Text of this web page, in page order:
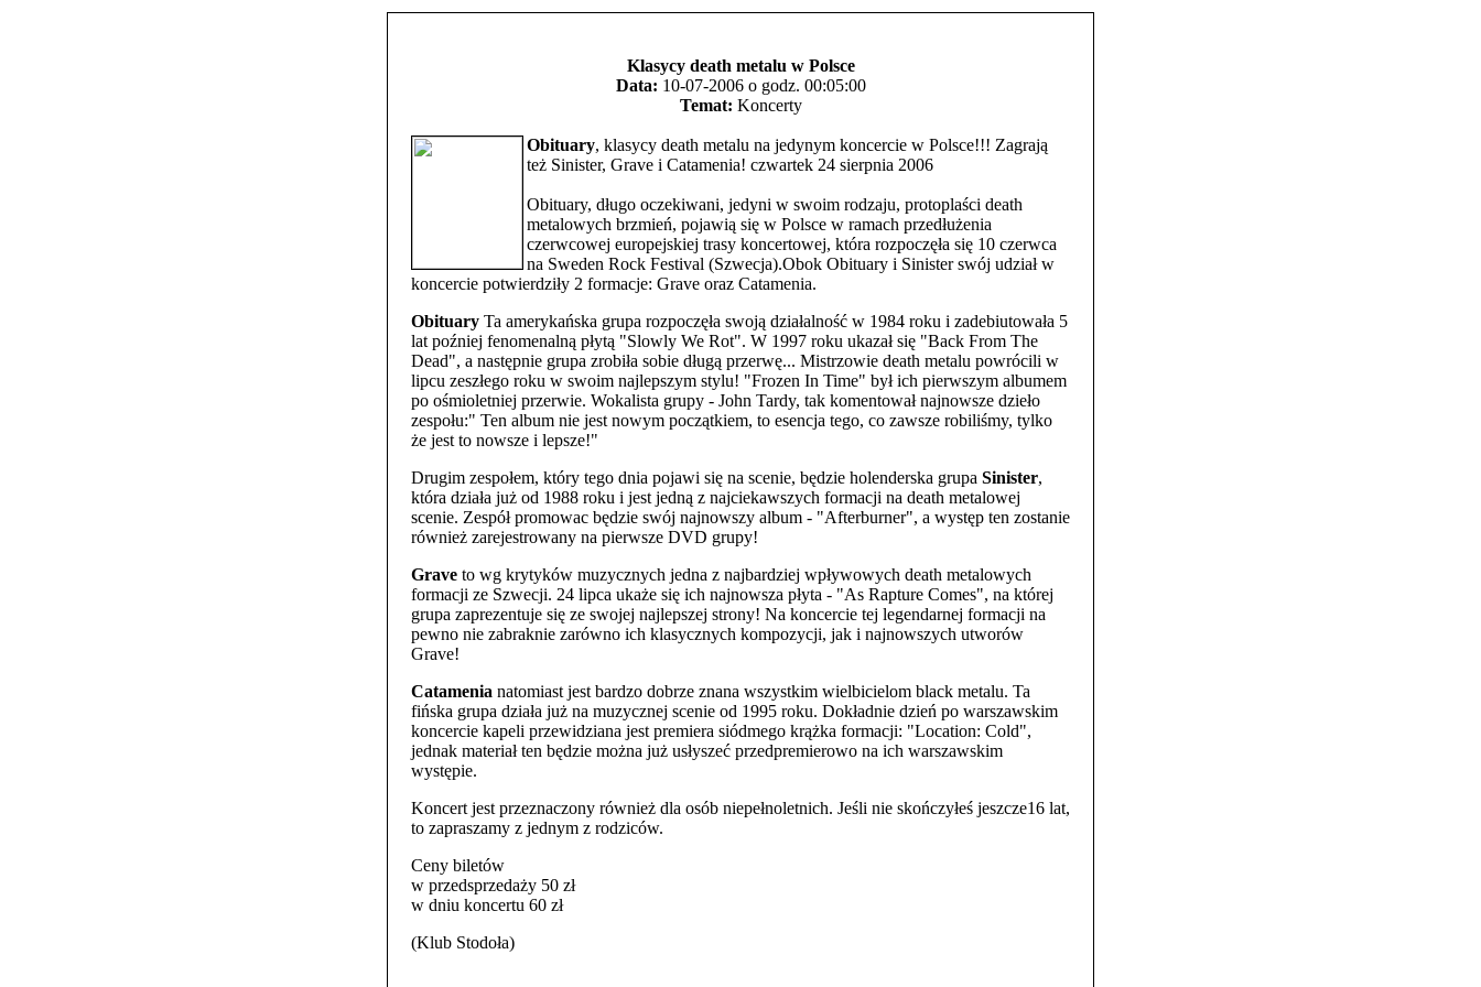
Klasycy death metalu w Polsce
Data: 10-07-2006 o godz. 00:05:00
Temat: Koncerty
Obituary, klasycy death metalu na jedynym koncercie w Polsce!!! Zagrają
też Sinister, Grave i Catamenia! czwartek 24 sierpnia 2006
Obituary, długo oczekiwani, jedyni w swoim rodzaju, protoplaści death
metalowych brzmień, pojawią się w Polsce w ramach przedłużenia
czerwcowej europejskiej trasy koncertowej, która rozpoczęła się 10 czerwca
na Sweden Rock Festival (Szwecja).Obok Obituary i Sinister swój udział w
koncercie potwierdziły 2 formacje: Grave oraz Catamenia.
Obituary Ta amerykańska grupa rozpoczęła swoją działalność w 1984 roku i zadebiutowała 5
lat poźniej fenomenalną płytą "Slowly We Rot". W 1997 roku ukazał się "Back From The
Dead", a następnie grupa zrobiła sobie długą przerwę... Mistrzowie death metalu powrócili w
lipcu zeszłego roku w swoim najlepszym stylu! "Frozen In Time" był ich pierwszym albumem
po ośmioletniej przerwie. Wokalista grupy - John Tardy, tak komentował najnowsze dzieło
zespołu:" Ten album nie jest nowym początkiem, to esencja tego, co zawsze robiliśmy, tylko
że jest to nowsze i lepsze!"
Drugim zespołem, który tego dnia pojawi się na scenie, będzie holenderska grupa Sinister,
która działa już od 1988 roku i jest jedną z najciekawszych formacji na death metalowej
scenie. Zespół promowac będzie swój najnowszy album - "Afterburner", a występ ten zostanie
również zarejestrowany na pierwsze DVD grupy!
Grave to wg krytyków muzycznych jedna z najbardziej wpływowych death metalowych
formacji ze Szwecji. 24 lipca ukaże się ich najnowsza płyta - "As Rapture Comes", na której
grupa zaprezentuje się ze swojej najlepszej strony! Na koncercie tej legendarnej formacji na
pewno nie zabraknie zarówno ich klasycznych kompozycji, jak i najnowszych utworów
Grave!
Catamenia natomiast jest bardzo dobrze znana wszystkim wielbicielom black metalu. Ta
fińska grupa działa już na muzycznej scenie od 1995 roku. Dokładnie dzień po warszawskim
koncercie kapeli przewidziana jest premiera siódmego krążka formacji: "Location: Cold",
jednak materiał ten będzie można już usłyszeć przedpremierowo na ich warszawskim
występie.
Koncert jest przeznaczony również dla osób niepełnoletnich. Jeśli nie skończyłeś jeszcze16 lat,
to zapraszamy z jednym z rodziców.
Ceny biletów
w przedsprzedaży 50 zł
w dniu koncertu 60 zł
(Klub Stodoła)